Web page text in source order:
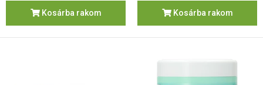
Kosárba rakom Kosárba rakom